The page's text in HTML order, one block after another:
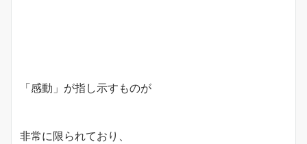
「感動」が指し示すものが
非常に限られており、